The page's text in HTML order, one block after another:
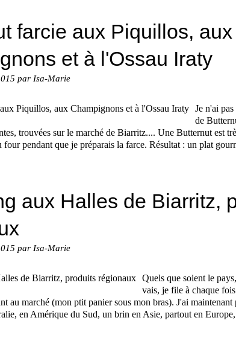
farcie aux Piquillos, aux
et à l'Ossau Iraty
par Isa-Marie
Je n'ai
de
trouvées sur le marché de Biarritz.... Une Butternut est
four pendant que je préparais la farce. Résultat : un plat
aux Halles de Biarritz,
par Isa-Marie
Quels que soient le
vais, je file à chaque
au marché (mon ptit panier sous mon bras). J'ai maintenant
en Amérique du Sud, un brin en Asie, partout en